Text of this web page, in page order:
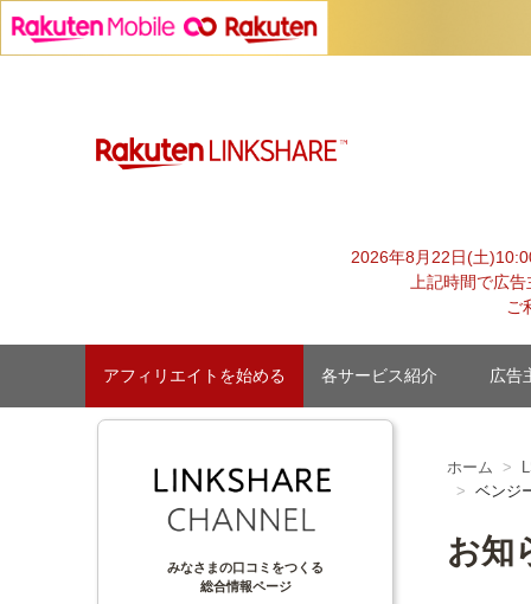
ベンジーと共同開発し
「
2026年8月22日(土
上記時間で広
ご
アフィリエイトを始める 各サービス紹介 広告
ホーム
ベンジ
お知
みなさまの口コミをつくる
総合情報ページ